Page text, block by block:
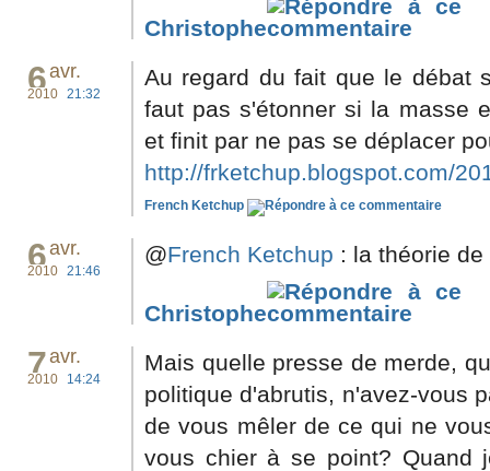
Christophe
6avr.
2010 21:32
Au regard du fait que le débat
faut pas s'étonner si la masse
et finit par ne pas se déplacer
http://frketchup.blogspot.com/
French Ketchup
6avr.
2010 21:46
@French Ketchup : la théorie
Christophe
7avr.
2010 14:24
Mais quelle presse de merde,
politique d'abrutis, n'avez-vous
de vous mêler de ce qui ne
vous chier à se point? Quand